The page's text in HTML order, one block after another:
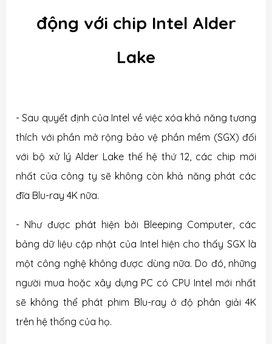
động với chip Intel Alder
Lake
- Sau quyết định của Intel về việc xóa khả năng tương
thích với phần mở rộng bảo vệ phần mềm (SGX) đối
với bộ xử lý Alder Lake thế hệ thứ 12, các chip mới
nhất của công ty sẽ không còn khả năng phát các
đĩa Blu-ray 4K nữa.
- Như được phát hiện bởi Bleeping Computer, các
bảng dữ liệu cập nhật của Intel hiện cho thấy SGX là
một công nghệ không được dùng nữa. Do đó, những
người mua hoặc xây dựng PC có CPU Intel mới nhất
sẽ không thể phát phim Blu-ray ở độ phân giải 4K
trên hệ thống của họ.